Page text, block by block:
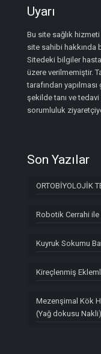
Uyarı
Bu site sağlık
site sahibi hakkında
Sitedeki bilgiler
üzere verilmemiştir.
tarafından
şekilde tanı ve
sorumluluk
Son Yazılar
ORTOBİYOLOJİK
Robotik Cerrahi
Kuyruk Sokumu
Kireçlenmiş
Mezenşimal Kök
(Yağ dokusu Nakli)